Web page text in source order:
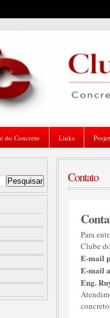
do Concreto Links
Contato
Para
Clube
E-mail
E-mail
Eng.